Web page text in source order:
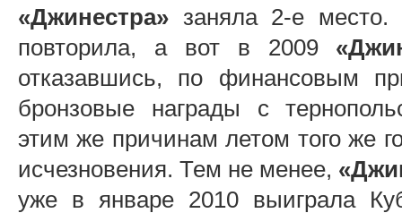
«Джинестра» заняла 2-е
повторила, а вот в 2009
отказавшись, по финансовым
бронзовые награды с
этим же причинам летом того же
исчезновения. Тем не менее,
уже в январе 2010 выиграла